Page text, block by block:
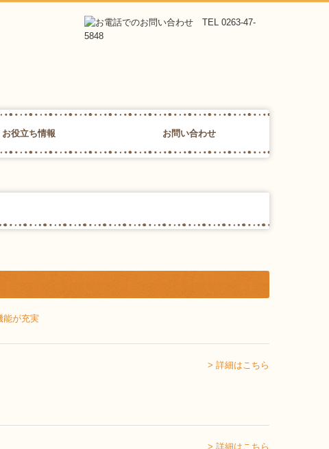
お役立ち情報 お問い合わせ
> 詳細はこちら
> 詳細はこちら